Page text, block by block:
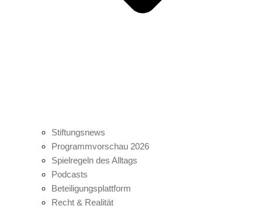
Stiftungsnews
Programmvorschau 2026
Spielregeln des Alltags
Podcasts
Beteiligungsplattform
Recht & Realität